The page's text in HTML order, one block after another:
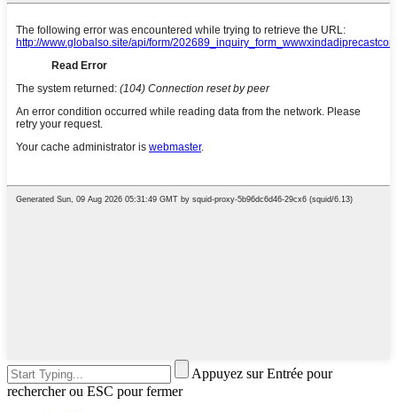
Appuyez sur Entrée pour
rechercher ou ESC pour fermer